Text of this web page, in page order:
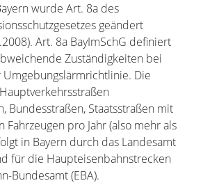
wurde Art. 8a des
geändert
Art. 8a BayImSchG definiert
Zuständigkeiten bei
Die
Bundesstraßen, Staatsstraßen mit
pro Jahr (also mehr als
in Bayern durch das Landesamt
für die Haupteisenbahnstrecken
Bundesamt (EBA).